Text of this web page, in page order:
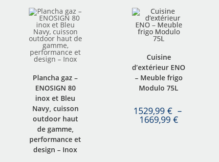
Plancha gaz –
ENOSIGN 80
inox et Bleu
Navy, cuisson
outdoor haut
de gamme,
performance et
design – Inox
Cuisine
d’extérieur ENO
– Meuble frigo
Modulo 75L
1529,99 € –
1669,99 €